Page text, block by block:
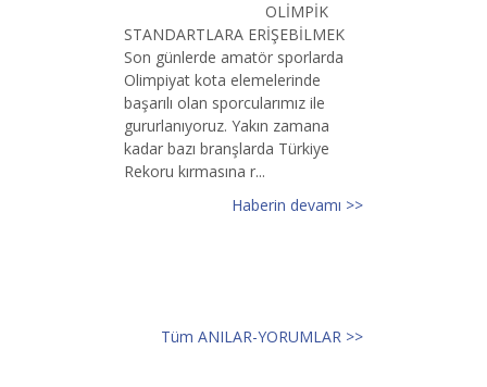
OLİMPİK
STANDARTLARA ERİŞEBİLMEK
Son günlerde amatör sporlarda
Olimpiyat kota elemelerinde
başarılı olan sporcularımız ile
gururlanıyoruz. Yakın zamana
kadar bazı branşlarda Türkiye
Rekoru kırmasına r...
Haberin devamı >>
Tüm ANILAR-YORUMLAR >>